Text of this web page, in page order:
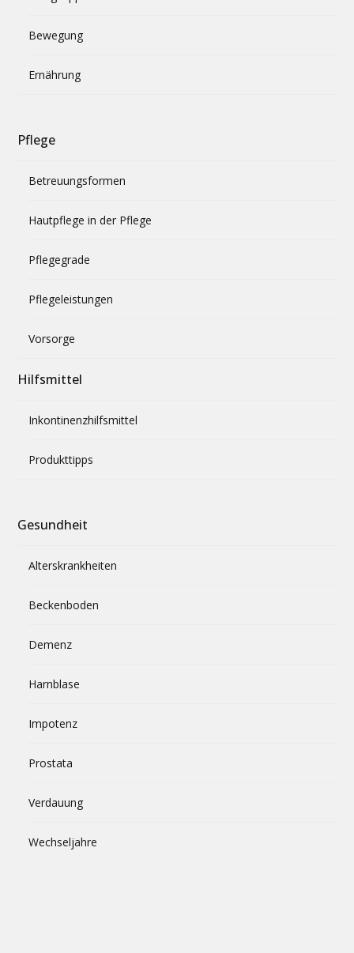
Bewegung
Ernährung
Pflege
Betreuungsformen
Hautpflege in der Pflege
Pflegegrade
Pflegeleistungen
Vorsorge
Hilfsmittel
Inkontinenzhilfsmittel
Produkttipps
Gesundheit
Alterskrankheiten
Beckenboden
Demenz
Harnblase
Impotenz
Prostata
Verdauung
Wechseljahre